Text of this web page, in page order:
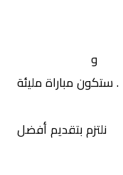
وأولمبيك ليون
. ستكون مباراة مليئة
نلتزم بتقديم أفضل